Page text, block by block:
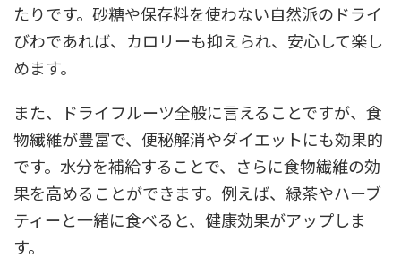
たりです。砂糖や保存料を使わない自然派のドライ
びわであれば、カロリーも抑えられ、安心して楽し
めます。
また、ドライフルーツ全般に言えることですが、食
物繊維が豊富で、便秘解消やダイエットにも効果的
です。水分を補給することで、さらに食物繊維の効
果を高めることができます。例えば、緑茶やハーブ
ティーと一緒に食べると、健康効果がアップしま
す。